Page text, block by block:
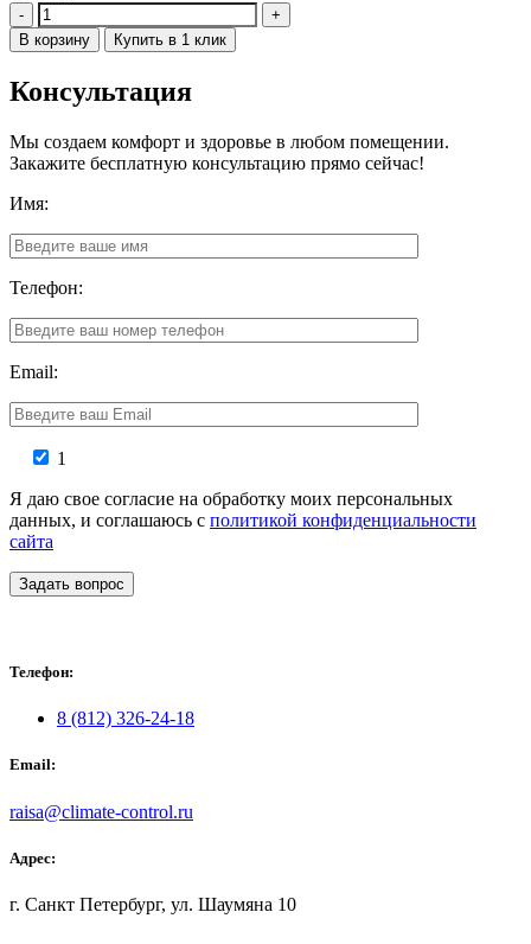
Количество
В корзину Купить в 1 клик
Консультация
Мы создаем комфорт и здоровье в любом помещении.
Закажите бесплатную консультацию прямо сейчас!
Имя:
Телефон:
Email:
1
Я даю свое согласие на обработку моих персональных
данных, и соглашаюсь с политикой конфиденциальности
сайта
Задать вопрос
Телефон:
8 (812) 326-24-18
Email:
raisa@climate-control.ru
Адрес:
г. Санкт Петербург, ул. Шаумяна 10